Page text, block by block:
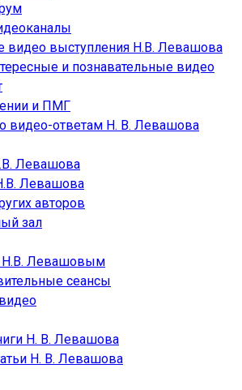
видео выступления Н.В. Левашова
и познавательные видео
и ПМГ
видео-ответам Н. В. Левашова
Левашова
Левашова
авторов
зал
Н.В. Левашовым
сеансы
Н. В. Левашова
Н. В. Левашова